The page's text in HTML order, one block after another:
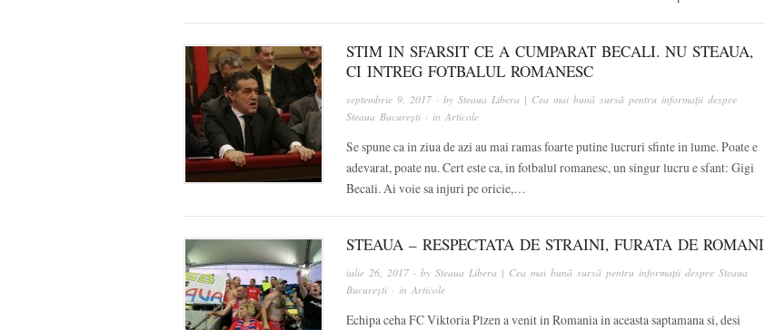
STIM IN SFARSIT CE A CUMPARAT BECALI. NU STEAUA,
CI INTREG FOTBALUL ROMANESC
septembrie 9, 2017 · by Steaua Libera | Cea mai bună sursă pentru informații despre
Steaua București · in Articole
Se spune ca in ziua de azi au mai ramas foarte putine lucruri sfinte in lume. Poate e
adevarat, poate nu. Cert este ca, in fotbalul romanesc, un singur lucru e sfant: Gigi
Becali. Ai voie sa injuri pe oricie,…
STEAUA – RESPECTATA DE STRAINI, FURATA DE ROMANI
iulie 26, 2017 · by Steaua Libera | Cea mai bună sursă pentru informații despre Steaua
București · in Articole
Echipa ceha FC Viktoria Plzen a venit in Romania in aceasta saptamana si, desi